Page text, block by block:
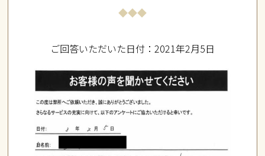
ご回答いただいた日付：2021年2月5日